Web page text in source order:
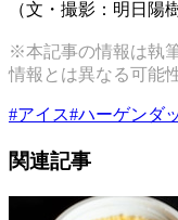
（文・撮影：明日陽
※本記事の情報は執
情報とは異なる可能
#アイス#ハーゲンダ
関連記事